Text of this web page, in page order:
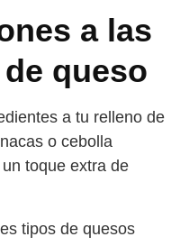
a las
queso
a tu relleno de
o cebolla
toque extra de
tipos de quesos